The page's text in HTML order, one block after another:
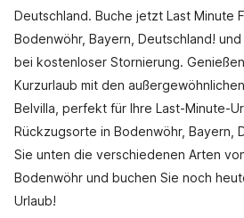
Deutschland. Buche jetzt Last Minute
Bodenwöhr, Bayern, Deutschland!
bei kostenloser Stornierung.
Kurzurlaub mit den
Belvilla, perfekt für Ihre Last-Minute-
Rückzugsorte in Bodenwöhr, Bayern,
Sie unten die verschiedenen Arten
Bodenwöhr und buchen Sie noch
Urlaub!